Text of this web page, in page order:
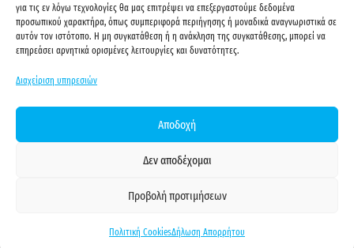
για τις εν λόγω τεχνολογίες θα μας επιτρέψει να επεξεργαστούμε δεδομένα
προσωπικού χαρακτήρα, όπως συμπεριφορά περιήγησης ή μοναδικά αναγνωριστικά σε
αυτόν τον ιστότοπο. Η μη συγκατάθεση ή η ανάκληση της συγκατάθεσης, μπορεί να
επηρεάσει αρνητικά ορισμένες λειτουργίες και δυνατότητες.
Διαχείριση υπηρεσιών
Αποδοχή
Δεν αποδέχομαι
Προβολή προτιμήσεων
Πολιτική CookiesΔήλωση Απορρήτου
ΦΙΛΤΡΑ
info@orionpools.gr
F
e
o
I
t
a
g
r
m
Y
t
b
ΠΟΛΙΤΙΚΗ COOKIES
ΑΠΟΠΟΙΗΣΗ ΕΥΘΥΝΩΝ
ΔΗΛΩΣΗ ΑΠΟΡΡΗΤΟΥ
Κατασκευή Ιστοσελίδων – AiOWeb